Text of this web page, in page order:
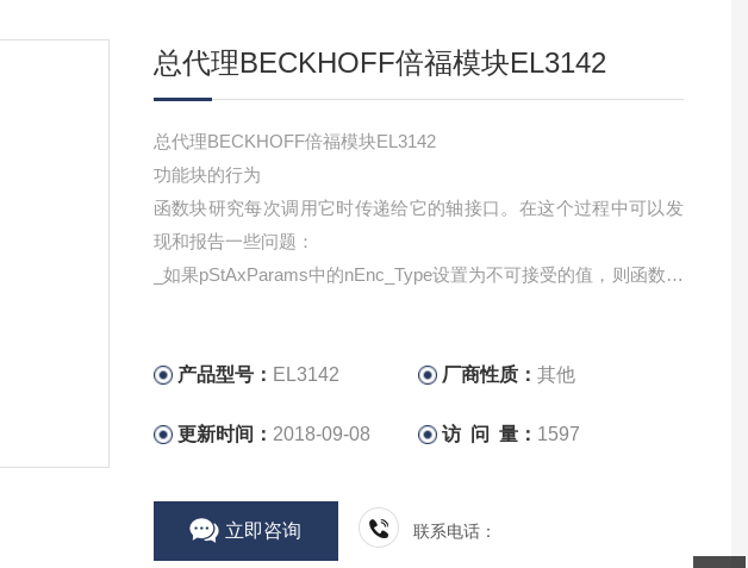
总代理BECKHOFF倍福模块EL3142
总代理BECKHOFF倍福模块EL3142
功能块的行为
函数块研究每次调用它时传递给它的轴接口。在这个过程中可以发
现和报告一些问题：
_如果pStAxParams中的nEnc_Type设置为不可接受的值，则函数块
置于故障状态。然后，在MC_AxRtE
产品型号： EL3142 厂商性质：其他
更新时间： 2018-09-08 访 问 量： 1597
立即咨询 联系电话：